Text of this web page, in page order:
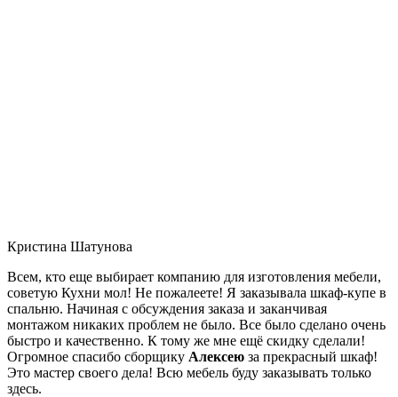
Кристина Шатунова
Всем, кто еще выбирает компанию для изготовления мебели,
советую Кухни мол! Не пожалеете! Я заказывала шкаф-купе в
спальню. Начиная с обсуждения заказа и заканчивая
монтажом никаких проблем не было. Все было сделано очень
быстро и качественно. К тому же мне ещё скидку сделали!
Огромное спасибо сборщику Алексею за прекрасный шкаф!
Это мастер своего дела! Всю мебель буду заказывать только
здесь.